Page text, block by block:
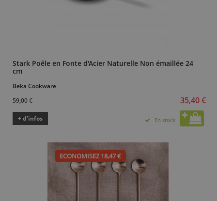
Stark Poêle en Fonte d'Acier Naturelle Non émaillée 24
cm
Beka Cookware
59,00 €
35,40 €
+ d’infos En stock
ECONOMISEZ 18,47 €